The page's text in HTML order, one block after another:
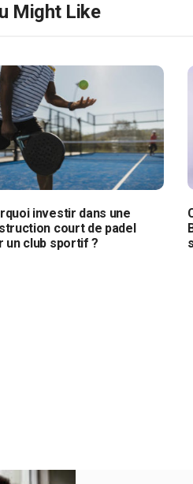
Might Like
investir dans une
court de padel
un club sportif ?